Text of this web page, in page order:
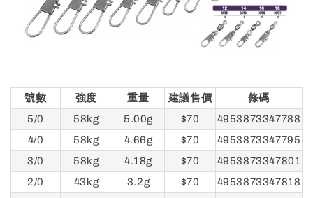
號數 強度 重量 建議售價
條碼
5/0
58kg 5.00g $70
4953873347788
4/0
58kg 4.66g $70
4953873347795
3/0
58kg 4.18g $70
4953873347801
2/0
43kg 3.2g $70
4953873347818